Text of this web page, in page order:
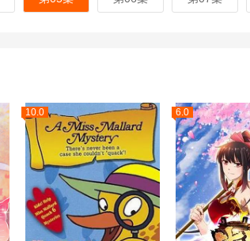
10.0 6.0